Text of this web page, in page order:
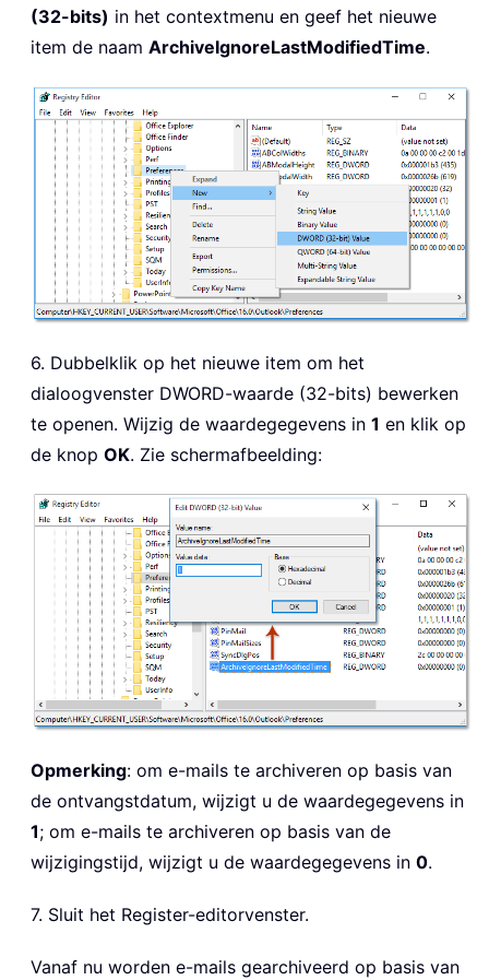
(32-bits) in het contextmenu en geef het nieuwe
item de naam ArchiveIgnoreLastModifiedTime.
6. Dubbelklik op het nieuwe item om het
dialoogvenster DWORD-waarde (32-bits) bewerken
te openen. Wijzig de waardegegevens in 1 en klik op
de knop OK. Zie schermafbeelding:
Opmerking: om e-mails te archiveren op basis van
de ontvangstdatum, wijzigt u de waardegegevens in
1; om e-mails te archiveren op basis van de
wijzigingstijd, wijzigt u de waardegegevens in 0.
7. Sluit het Register-editorvenster.
Vanaf nu worden e-mails gearchiveerd op basis van